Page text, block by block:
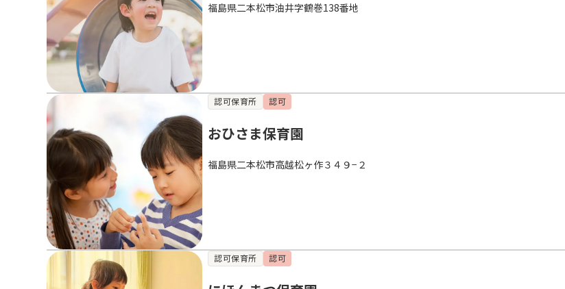
福島県二本松市油井字鶴巻138番地
認可保育所 認可
おひさま保育園
福島県二本松市高越松ヶ作３４９−２
認可保育所 認可